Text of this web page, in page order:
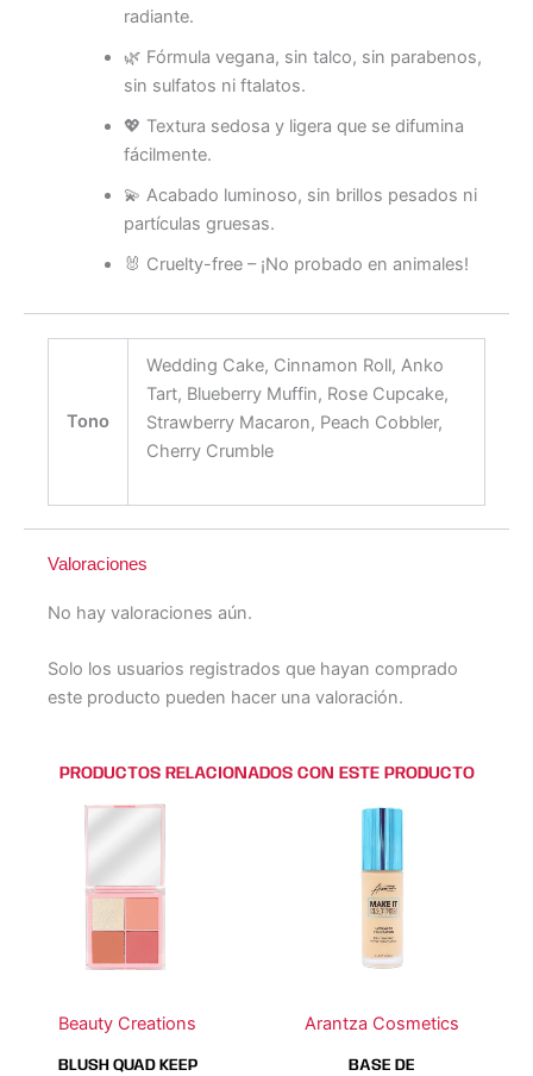
radiante.
🌿 Fórmula vegana, sin talco, sin parabenos,
sin sulfatos ni ftalatos.
💖 Textura sedosa y ligera que se difumina
fácilmente.
💫 Acabado luminoso, sin brillos pesados ni
partículas gruesas.
🐰 Cruelty-free – ¡No probado en animales!
Tono
Wedding Cake, Cinnamon Roll, Anko
Tart, Blueberry Muffin, Rose Cupcake,
Strawberry Macaron, Peach Cobbler,
Cherry Crumble
Valoraciones
No hay valoraciones aún.
Solo los usuarios registrados que hayan comprado
este producto pueden hacer una valoración.
PRODUCTOS RELACIONADOS CON ESTE PRODUCTO
Beauty Creations
múltiples
opciones
pueden
elegir
BLUSH QUAD KEEP
múltiples
opciones
pueden
elegir
Arantza Cosmetics
producto
tiene
múltiples
variantes.
Las
opciones
pueden
elegir
BASE DE
pueden
elegir